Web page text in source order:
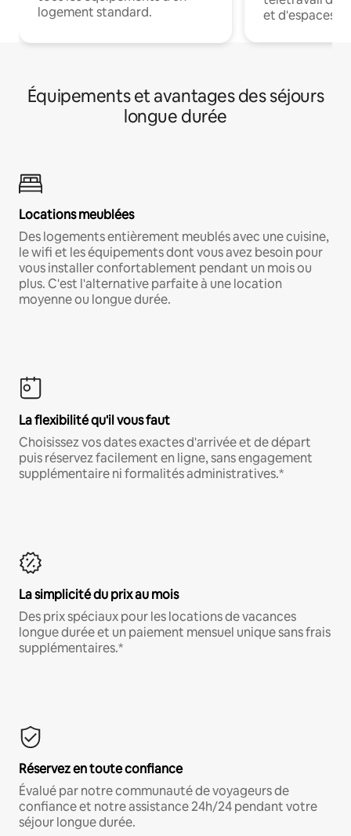
logement standard.
et d'espaces
Équipements et avantages des séjours
longue durée
Locations meublées
Des logements entièrement meublés avec une cuisine,
le wifi et les équipements dont vous avez besoin pour
vous installer confortablement pendant un mois ou
plus. C'est l'alternative parfaite à une location
moyenne ou longue durée.
La flexibilité qu'il vous faut
Choisissez vos dates exactes d'arrivée et de départ
puis réservez facilement en ligne, sans engagement
supplémentaire ni formalités administratives.*
La simplicité du prix au mois
Des prix spéciaux pour les locations de vacances
longue durée et un paiement mensuel unique sans frais
supplémentaires.*
Réservez en toute confiance
Évalué par notre communauté de voyageurs de
confiance et notre assistance 24h/24 pendant votre
séjour longue durée.